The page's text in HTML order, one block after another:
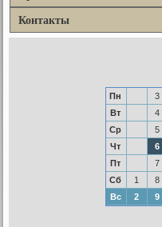
Контакты
Пн 3
Вт
4
Ср
5
Чт
6
Пт
7
Сб
1 8
Вс
2 9